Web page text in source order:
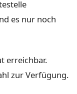
es nur noch
erreichbar.
zur Verfügung.